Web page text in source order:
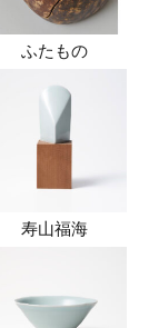
ふたもの
寿山福海